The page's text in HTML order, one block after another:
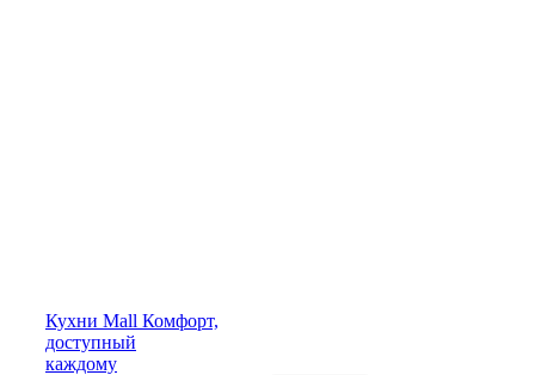
Кухни Mall Комфорт,
доступный
каждому